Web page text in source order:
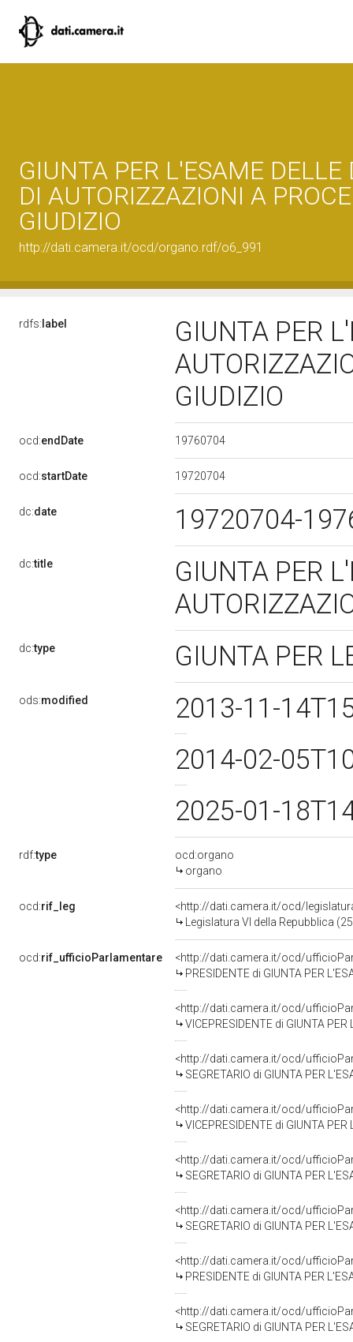
GIUNTA PER L'ESAME
DI AUTORIZZAZIONI A
GIUDIZIO
http://dati.camera.it/ocd/organo.rdf/o6_991
rdfs: label
GIUNTA PER
GIUDIZIO
ocd:endDate 19760704
ocd:startDate 19720704
dc:date 19720704-
dc:title
GIUNTA PER
dc:type GIUNTA PER
ods:modified
2013-11-
2014-02-
2025-01-
rdf:type
ocd:organo
organo
ocd:rif_leg
<http://dati.camera.it/ocd/
Legislatura VI della Repubblica
ocd:rif_ufficioParlamentare
<http://dati.camera.it/ocd/
PRESIDENTE di GIUNTA PER L'ESAME
<http://dati.camera.it/ocd/
VICEPRESIDENTE di GIUNTA PER L'ESAME
<http://dati.camera.it/ocd/
SEGRETARIO di GIUNTA PER L'ESAME
<http://dati.camera.it/ocd/
VICEPRESIDENTE di GIUNTA PER L'ESAME
<http://dati.camera.it/ocd/
SEGRETARIO di GIUNTA PER L'ESAME
<http://dati.camera.it/ocd/
SEGRETARIO di GIUNTA PER L'ESAME
<http://dati.camera.it/ocd/
PRESIDENTE di GIUNTA PER L'ESAME
<http://dati.camera.it/ocd/
SEGRETARIO di GIUNTA PER L'ESAME